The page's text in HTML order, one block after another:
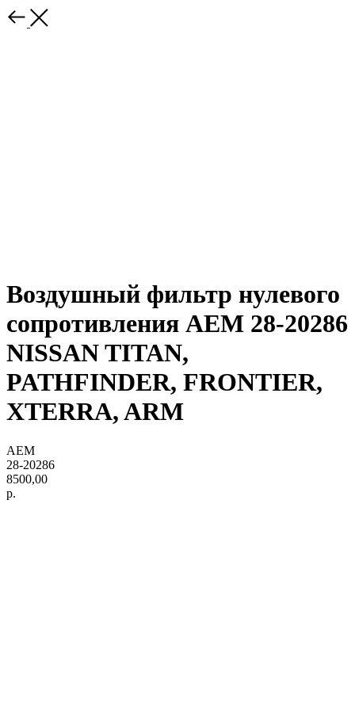
Воздушный фильтр нулевого
сопротивления AEM 28-20286
NISSAN TITAN,
PATHFINDER, FRONTIER,
XTERRA, ARM
AEM
28-20286
8500,00
р.